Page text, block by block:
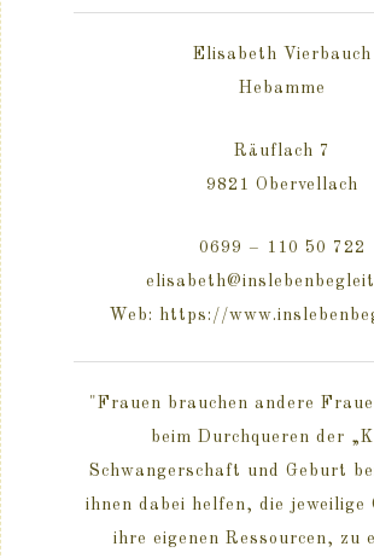
Elisabeth Vierbauch
Hebamme
Räuflach 7
9821 Obervellach
0699 – 110 50 722
Web: https://
"Frauen brauchen andere
beim Durchqueren der
Schwangerschaft und Geburt
ihnen dabei helfen, die jeweilige
ihre eigenen Ressourcen, zu